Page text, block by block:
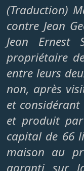
(Traduction)
contre Jean
Jean Ernest
propriétaire
entre leurs
non, après
et considérant
et produit
capital de 66
maison au
garanti sur